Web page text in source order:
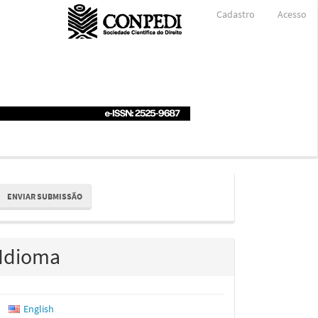
Cadastro Acesso
ENVIAR SUBMISSÃO
Idioma
English